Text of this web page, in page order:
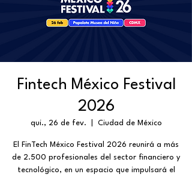
Fintech México Festival
2026
qui., 26 de fev. Ciudad de México
El FinTech México Festival 2026 reunirá a más
de 2.500 profesionales del sector financiero y
tecnológico, en un espacio que impulsará el